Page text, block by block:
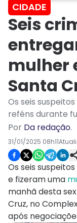
CIDADE
Seis
mulher
Santa
Os seis
reféns durante
Por Da redação.
31/01/2025 08h11
Os seis
e fizeram uma
manhã desta
Cruz, no
após